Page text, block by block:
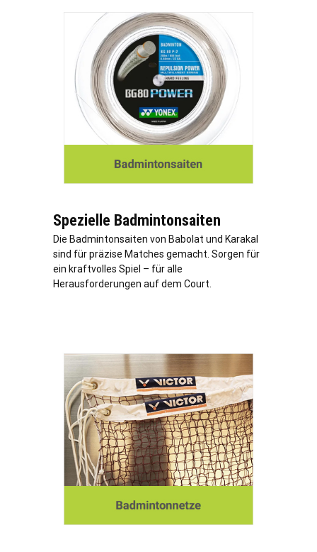
Spezielle Badmintonsaiten
Die Badmintonsaiten von Babolat und Karakal
sind für präzise Matches gemacht. Sorgen für
ein kraftvolles Spiel – für alle
Herausforderungen auf dem Court.